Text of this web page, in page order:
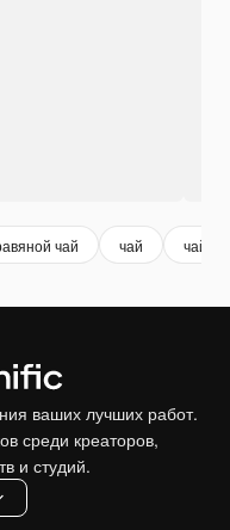
чай чай
ваших лучших работ.
среди креаторов,
и студий.